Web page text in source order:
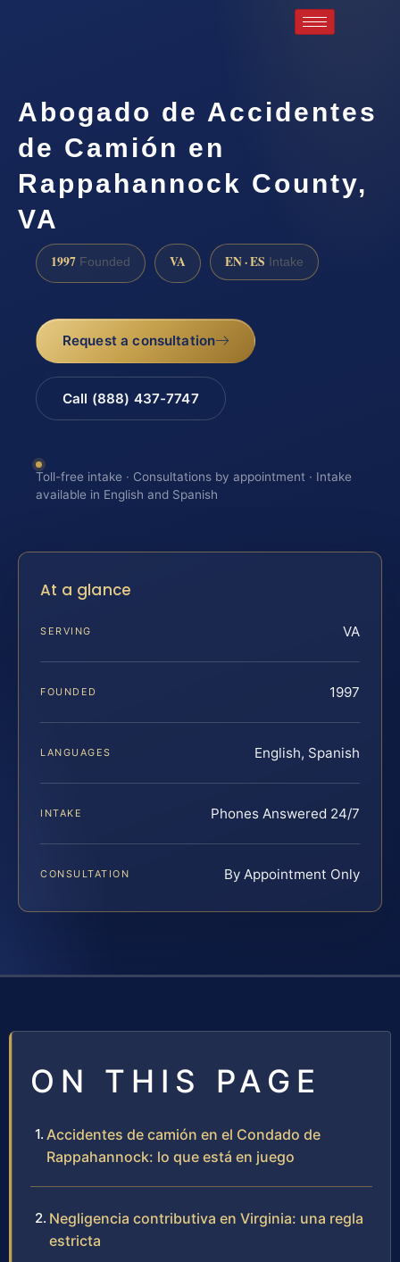
Abogado de Accidentes
de Camión en
Rappahannock County,
VA
1997 Founded VA EN · ES Intake
Request a consultation
Call (888) 437-7747
Toll-free intake · Consultations by appointment · Intake
available in English and Spanish
At a glance
SERVING VA
FOUNDED 1997
LANGUAGES English, Spanish
INTAKE Phones Answered 24/7
CONSULTATION By Appointment Only
ON THIS PAGE
Accidentes de camión en el Condado de
Rappahannock: lo que está en juego
Negligencia contributiva en Virginia: una regla
estricta